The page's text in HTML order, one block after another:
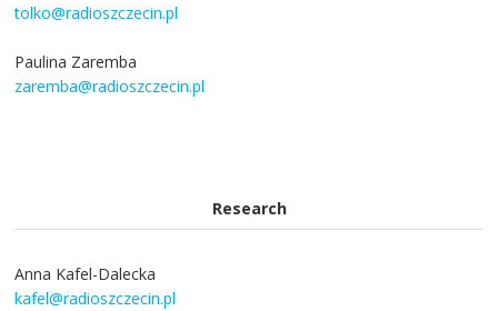
tolko@radioszczecin.pl
Paulina Zaremba
zaremba@radioszczecin.pl
Research
Anna Kafel-Dalecka
kafel@radioszczecin.pl